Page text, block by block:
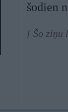
šodien
[ Šo ziņu